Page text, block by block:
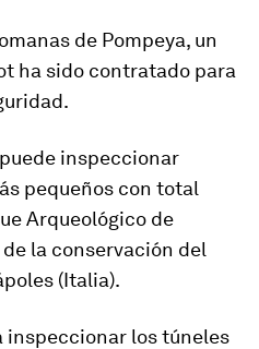
de Pompeya, un
ha sido contratado para
inspeccionar
pequeños con total
Arqueológico de
la conservación del
(Italia).
inspeccionar los túneles